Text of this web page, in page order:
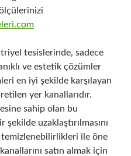
tesislerinde, sadece
ve estetik çözümler
en iyi şekilde karşılayan
yer kanallarıdır.
sahip olan bu
uzaklaştırılmasını
temizlenebilirlikleri ile öne
satın almak için